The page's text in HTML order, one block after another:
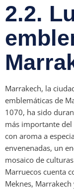
2.2.
Marrakech, la
emblemáticas de
1070, ha sido
más importante del
con aroma a
envenenadas, un
mosaico de
Marruecos cuenta
Meknes, Marrakech